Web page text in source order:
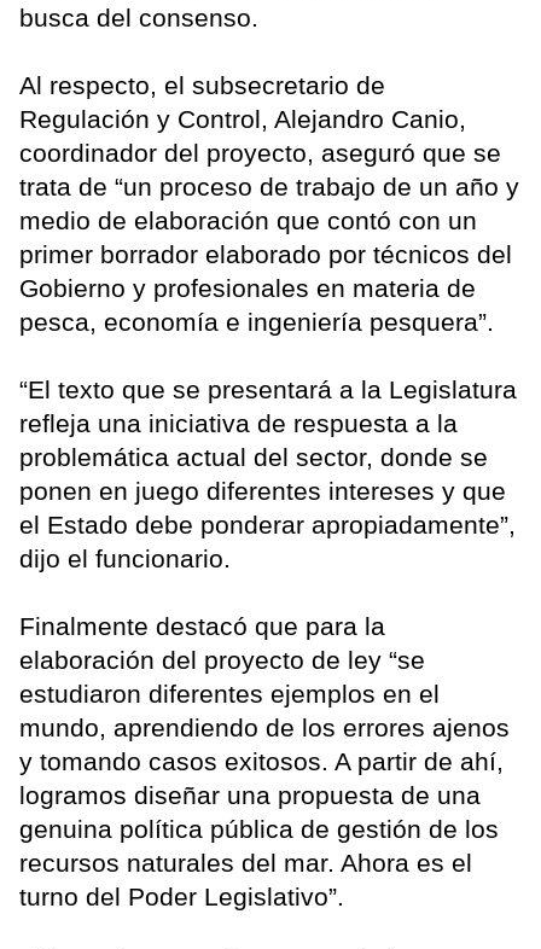
busca del consenso.
Al respecto, el subsecretario de
Regulación y Control, Alejandro Canio,
coordinador del proyecto, aseguró que se
trata de “un proceso de trabajo de un año y
medio de elaboración que contó con un
primer borrador elaborado por técnicos del
Gobierno y profesionales en materia de
pesca, economía e ingeniería pesquera”.
“El texto que se presentará a la Legislatura
refleja una iniciativa de respuesta a la
problemática actual del sector, donde se
ponen en juego diferentes intereses y que
el Estado debe ponderar apropiadamente”,
dijo el funcionario.
Finalmente destacó que para la
elaboración del proyecto de ley “se
estudiaron diferentes ejemplos en el
mundo, aprendiendo de los errores ajenos
y tomando casos exitosos. A partir de ahí,
logramos diseñar una propuesta de una
genuina política pública de gestión de los
recursos naturales del mar. Ahora es el
turno del Poder Legislativo”.